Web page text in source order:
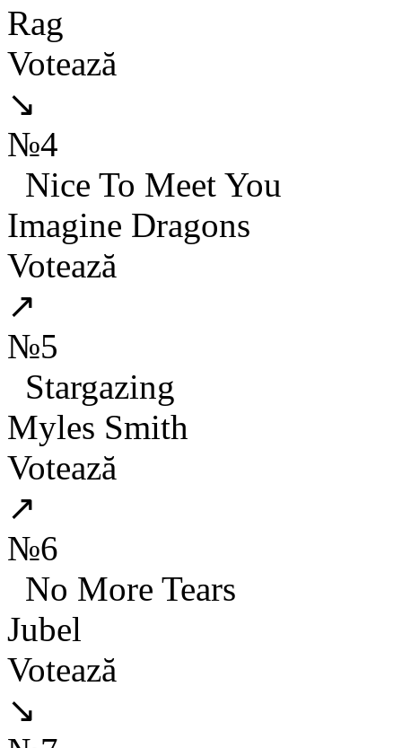
Rag
Votează
↘
№4
Nice To Meet You
Imagine Dragons
Votează
↗
№5
Stargazing
Myles Smith
Votează
↗
№6
No More Tears
Jubel
Votează
↘